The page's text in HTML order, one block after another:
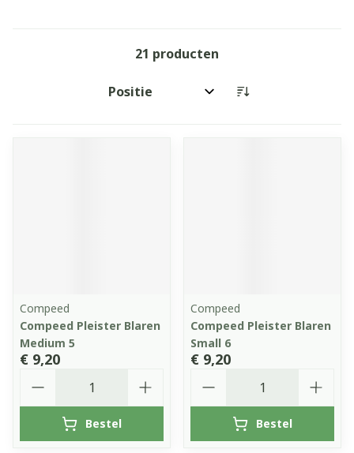
21 producten
Sorteer op:
Compeed
Compeed Pleister Blaren
Medium 5
€ 9,20
Bestel
Compeed
Compeed Pleister Blaren
Small 6
€ 9,20
Bestel